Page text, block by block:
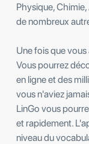
Physique,
de nombreux
Une fois que
Vous pourrez
en ligne et des
vous n'aviez
LinGo vous
et rapidement.
niveau du